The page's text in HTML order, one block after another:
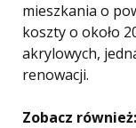
mieszkania o
koszty o około
akrylowych,
renowacji.
Zobacz również: